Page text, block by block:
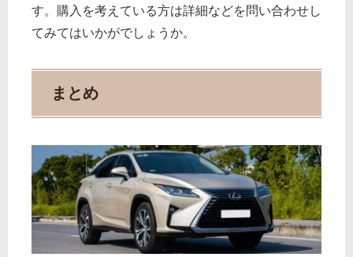
す。購入を考えている方は詳細などを問い合わせし
てみてはいかがでしょうか。
まとめ